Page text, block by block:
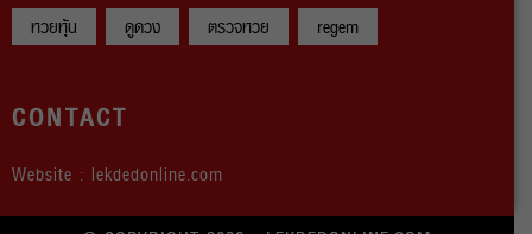
หวยหุ้น
ดูดวง ตรวจหวย regem
CONTACT
Website : lekdedonline.com